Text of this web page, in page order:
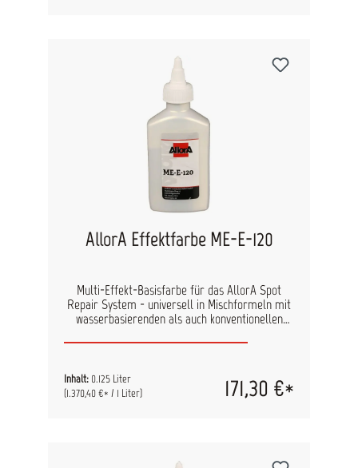
AllorA Effektfarbe ME-E-120
Multi-Effekt-Basisfarbe für das AllorA Spot
Repair System - universell in Mischformeln mit
wasserbasierenden als auch konventionellen
Effektpigmenten benötigen Sie nur geringe
Inhalt: 0.125 Liter
(1.370,40 €* / 1 Liter)
171,30 €*